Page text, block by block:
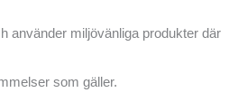
använder miljövänliga produkter där
som gäller.